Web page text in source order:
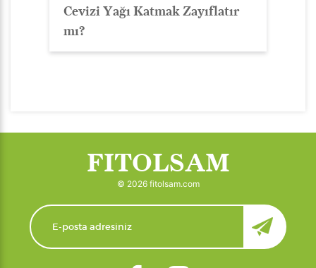
Cevizi Yağı Katmak Zayıflatır
mı?
FITOLSAM
© 2026 fitolsam.com